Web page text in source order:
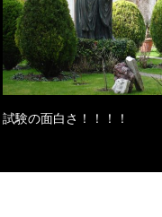
試験の面白さ！！！！